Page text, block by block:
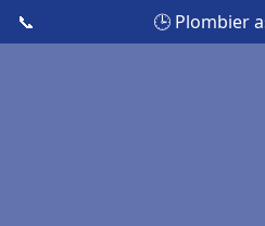
📞 🕒 Plombier